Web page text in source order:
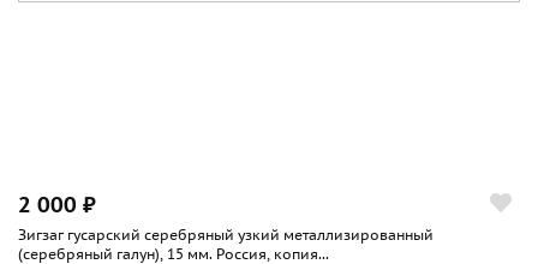
2 000 ₽
Зигзаг гусарский серебряный узкий металлизированный
(серебряный галун), 15 мм. Россия, копия...